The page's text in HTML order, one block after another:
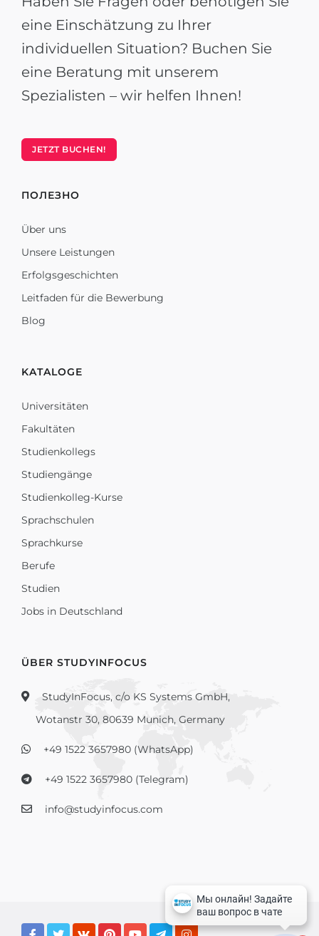
eine Einschätzung zu Ihrer
individuellen Situation? Buchen Sie
eine Beratung mit unserem
Spezialisten – wir helfen Ihnen!
JETZT BUCHEN!
ПОЛЕЗНО
Über uns
Unsere Leistungen
Erfolgsgeschichten
Leitfaden für die Bewerbung
Blog
KATALOGE
Universitäten
Fakultäten
Studienkollegs
Studiengänge
Studienkolleg-Kurse
Sprachschulen
Sprachkurse
Berufe
Studien
Jobs in Deutschland
ÜBER STUDYINFOCUS
StudyInFocus, c/o KS Systems GmbH,
Wotanstr 30, 80639 Munich, Germany
+49 1522 3657980 (WhatsApp)
+49 1522 3657980 (Telegram)
info@studyinfocus.com